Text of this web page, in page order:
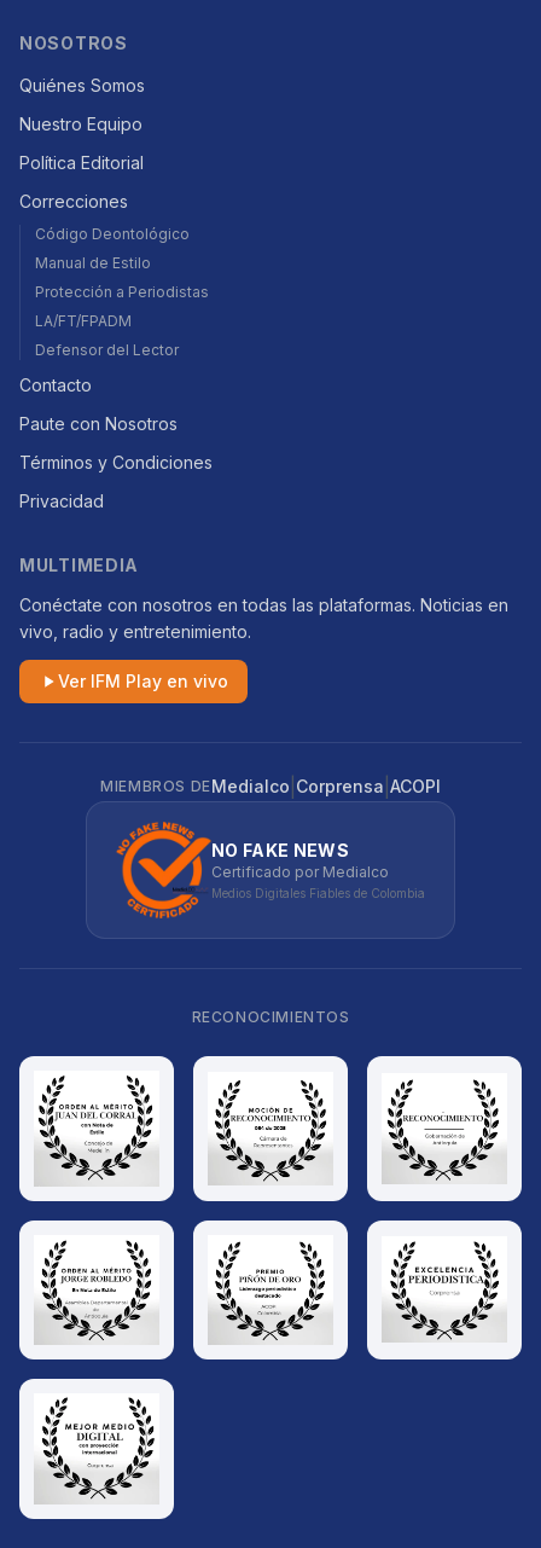
NOSOTROS
Quiénes Somos
Nuestro Equipo
Política Editorial
Correcciones
Código Deontológico
Manual de Estilo
Protección a Periodistas
LA/FT/FPADM
Defensor del Lector
Contacto
Paute con Nosotros
Términos y Condiciones
Privacidad
MULTIMEDIA
Conéctate con nosotros en todas las plataformas. Noticias en
vivo, radio y entretenimiento.
Ver IFM Play en vivo
MIEMBROS DEMedialco Corprensa ACOPI
NO FAKE NEWS
Certificado por Medialco
Medios Digitales Fiables de Colombia
RECONOCIMIENTOS